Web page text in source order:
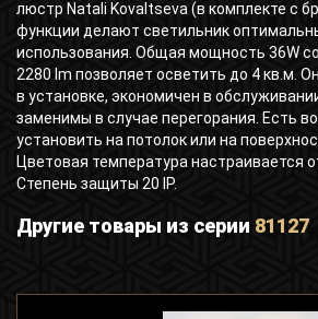
люстр Natali Kovaltseva (в комплекте с
функции делают светильник
использования. Общая мощность 36W
2280 lm позволяет осветить до 4 кв.м.
в установке, экономичен в
заменимы в случае перегорания. Есть
установить на потолок или на
Цветовая температура настраивается
Степень защиты 20 IP.
Другие товары из серии 81127